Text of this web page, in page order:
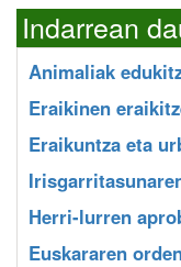
Indarrean
Animaliak
Eraikinen
Eraikuntza eta
Herri-lurren
Euskararen